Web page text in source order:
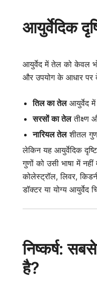
आयुर्वेदिक
आयुर्वेद में तेल को केवल
और उपयोग के आधार पर
तिल का तेलआयुर्वेद में
सरसों का तेलतीक्ष्ण
नारियल तेलशीतल गुण
लेकिन यह आयुर्वेदिक
गुणों को उसी भाषा में नहीं
कोलेस्ट्रॉल, लिवर,
डॉक्टर या योग्य
निष्कर्ष:
है?